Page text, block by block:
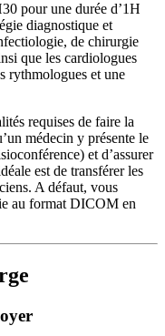
pour une durée d’1H
diagnostique et
de chirurgie
que les cardiologues
rythmologues et une
requises de faire la
médecin y présente le
et d’assurer
est de transférer les
A défaut, vous
au format DICOM en